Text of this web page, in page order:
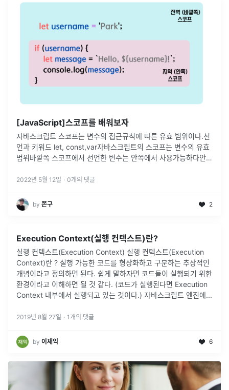
[JavaScript]스코프를 배워보자
자바스크립트 스코프는 변수의 접근규칙에 따른 유효 범위이다.선
언과 키워드 let, const,var자바스크립트의 스코프는 변수의 유효
범위바깥쪽 스코프에서 선언한 변수는 안쪽에서 사용가능하다안쪽
이 가능하다.가장 ...
2022년 5월 12일 · 0개의 댓글
by 쫀구 2
Execution Context(실행 컨텍스트)란?
실행 컨텍스트(Execution Context) 실행 컨텍스트(Execution
Context)란 ? 실행 가능한 코드를 형상화하고 구분하는 추상적인
개념이라고 정의하면 된다. 쉽게 말하자면 코드들이 실행되기 위한
환경이라고 이해하면 될 것 같다. (코드가 실행된다면 Execution
Context 내부에서 실행되고 있는 것이다.) 자바스크립트 엔진에...
2019년 8월 27일 · 1 개의 댓글
by 이재익 6